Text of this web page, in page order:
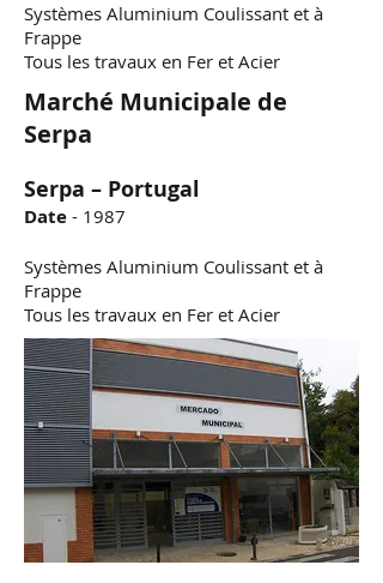
Systèmes Aluminium Coulissant et à
Frappe
Tous les travaux en Fer et Acier
Marché Municipale de
Serpa
Serpa – Portugal
Date - 1987
Systèmes Aluminium Coulissant et à
Frappe
Tous les travaux en Fer et Acier